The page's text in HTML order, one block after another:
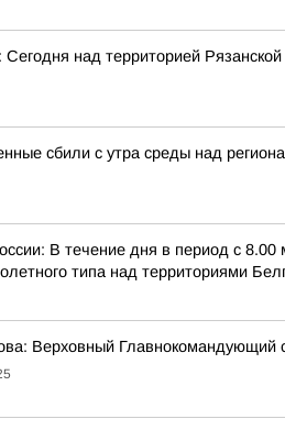
над территорией
сбили с утра среды над
В течение дня в период с
типа над территориями
Верховный Главнокомандующий